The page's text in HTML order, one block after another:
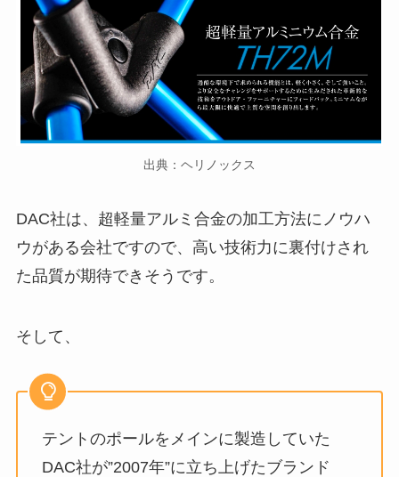
出典：ヘリノックス
DAC社は、超軽量アルミ合金の加工方法にノウハ
ウがある会社ですので、高い技術力に裏付けされ
た品質が期待できそうです。
そして、
テントのポールをメインに製造していた
DAC社が”2007年”に立ち上げたブランド